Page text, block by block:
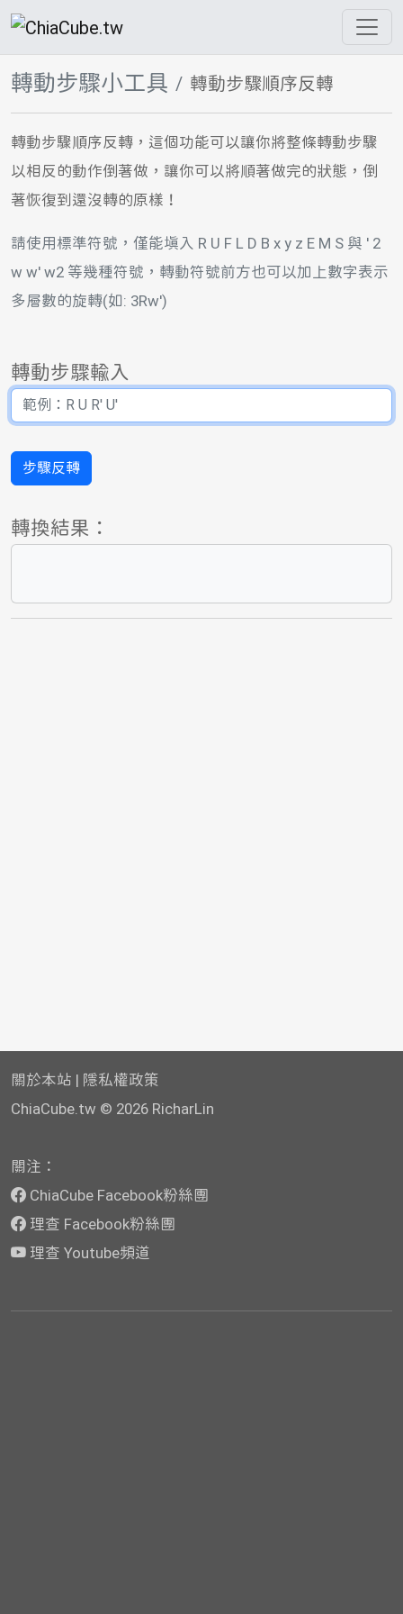
轉動步驟小工具 轉動步驟順序反轉
轉動步驟順序反轉，這個功能可以讓你將整條轉動步驟
以相反的動作倒著做，讓你可以將順著做完的狀態，倒
著恢復到還沒轉的原樣！
請使用標準符號，僅能填入 R U F L D B x y z E M S 與 ' 2
w w' w2 等幾種符號，轉動符號前方也可以加上數字表示
多層數的旋轉(如: 3Rw')
轉動步驟輸入
步驟反轉
轉換結果：
關於本站 | 隱私權政策
ChiaCube.tw © 2026 RicharLin
關注：
ChiaCube Facebook粉絲團
理查 Facebook粉絲團
理查 Youtube頻道